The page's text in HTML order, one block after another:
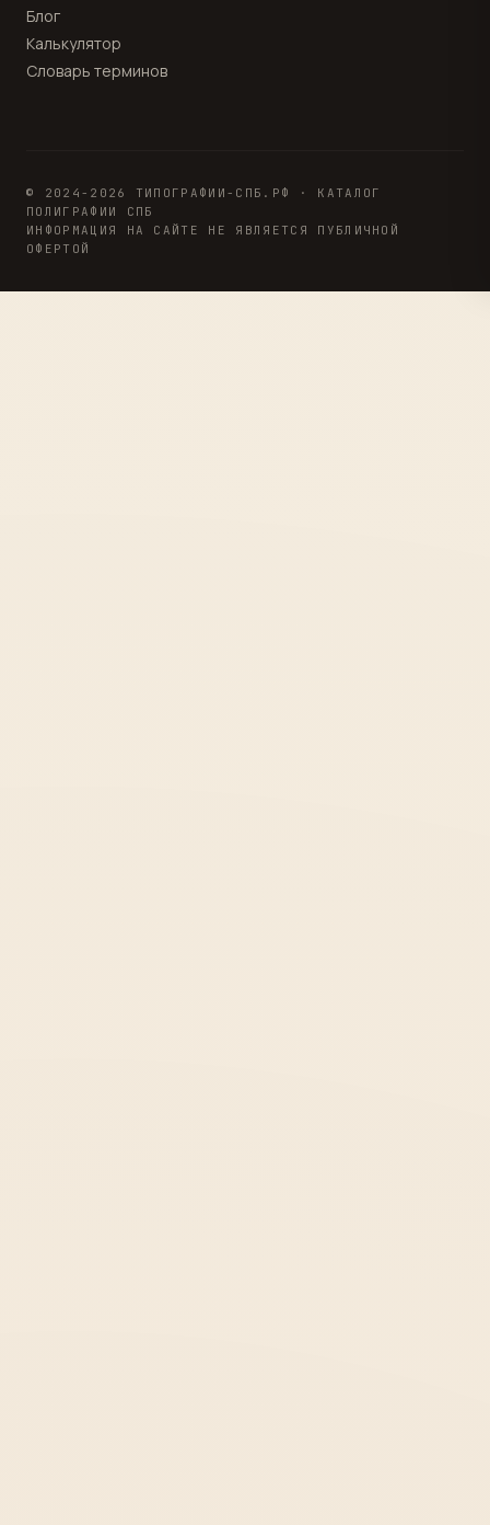
Блог
Калькулятор
Словарь терминов
© 2024-2026 ТИПОГРАФИИ-СПБ.РФ · КАТАЛОГ
ПОЛИГРАФИИ СПБ
ИНФОРМАЦИЯ НА САЙТЕ НЕ ЯВЛЯЕТСЯ ПУБЛИЧНОЙ
ОФЕРТОЙ